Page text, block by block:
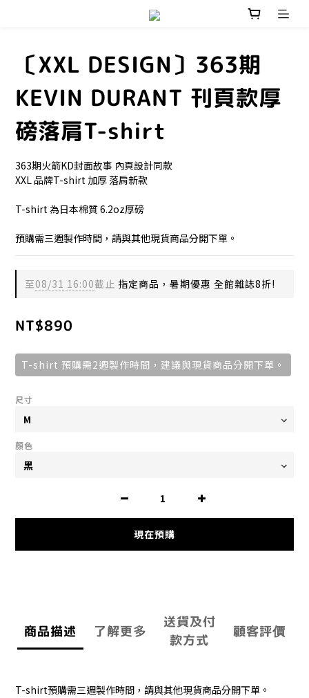
〔XXL DESIGN〕363期
KEVIN DURANT 刊頁款厚
磅落肩T-shirt
363期火箭KD封面故事 內頁設計同款
XXL 品牌T-shirt 加厚 落肩新款
T-shirt 為日本棉質 6.2oz厚磅
預購需三週製作時間，請與其他現貨商品分開下單。
至08/31 16:00截止 指定商品，暑期優惠 全館雜誌8折!
NT$890
T-shirt 預購需2週製作時間，建議與現貨商品分開下單。
尺寸
顏色
現在預購
商品描述 了解更多
送貨及付
款方式
顧客評價
T-shirt預購需三週製作時間，請與其他現貨商品分開下單。